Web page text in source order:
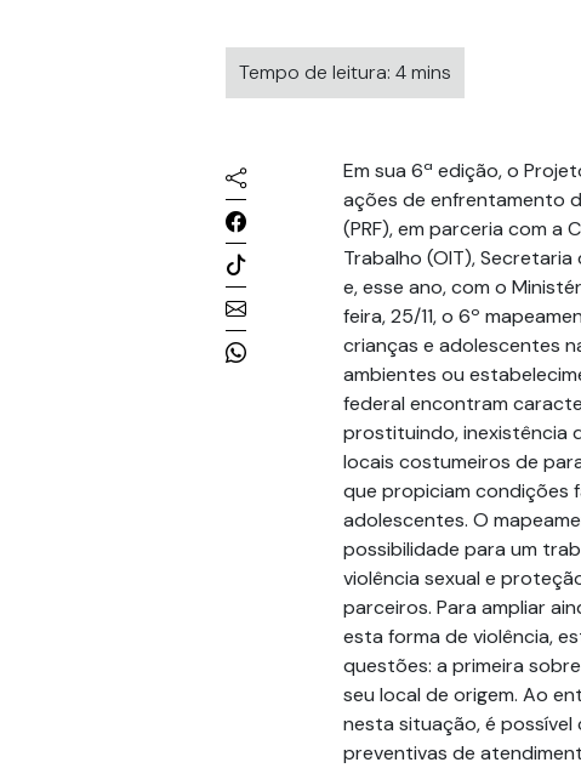
Tempo de leitura: 4 mins
Em sua 6ª edição, o
ações de enfrentamento
(PRF), em parceria com a
Trabalho (OIT),
e, esse ano, com o
feira, 25/11, o 6º
crianças e adolescentes
ambientes ou
federal encontram
prostituindo, inexistência
locais costumeiros de
que propiciam condições
adolescentes. O
possibilidade para um
violência sexual e
parceiros. Para ampliar
esta forma de violência,
questões: a primeira
seu local de origem. Ao
nesta situação, é
preventivas de